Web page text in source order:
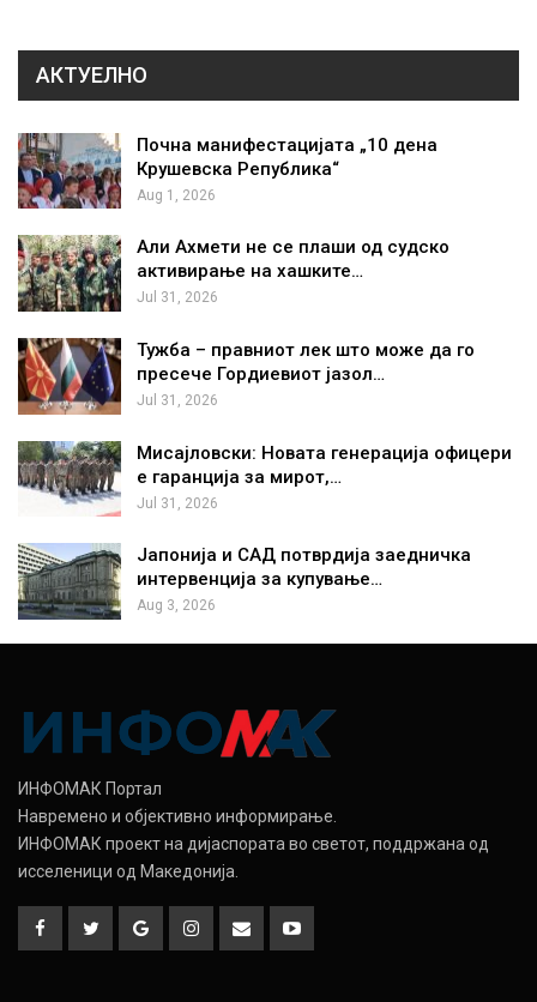
АКТУЕЛНО
Почна манифестацијата „10 дена
Крушевска Република“
Aug 1, 2026
Али Ахмети не се плаши од судско
активирање на хашките…
Jul 31, 2026
Тужба – правниот лек што може да го
пресече Гордиевиот јазол…
Jul 31, 2026
Мисајловски: Новата генерација офицери
е гаранција за мирот,…
Jul 31, 2026
Јапонија и САД потврдија заедничка
интервенција за купување…
Aug 3, 2026
ИНФОМАК Портал
Навремено и објективно информирање.
ИНФОМАК проект на дијаспората во светот, поддржана од
исселеници од Македонија.